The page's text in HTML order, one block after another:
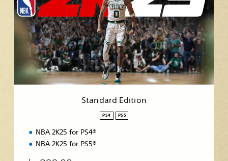
n
d
r
t
Standard Edition
PS4 PS5
NBA 2K25 for PS4®
NBA 2K25 for PS5®